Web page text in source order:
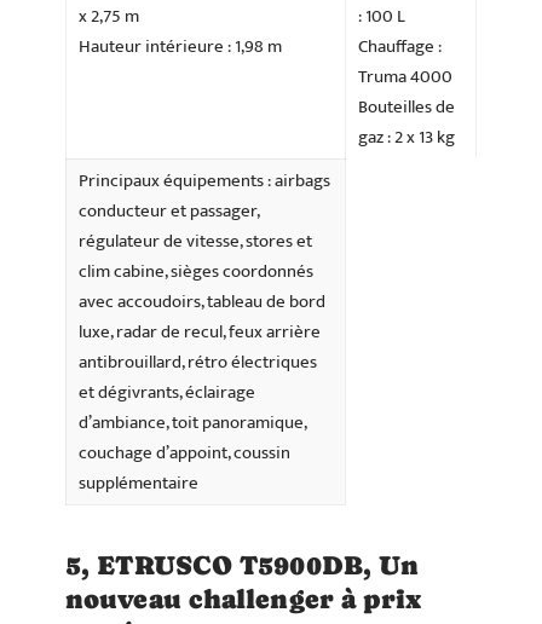
x 2,75 m
Hauteur intérieure : 1,98 m
: 100 L
Chauffage :
Truma 4000
Bouteilles de
gaz : 2 x 13 kg
Principaux équipements : airbags
conducteur et passager,
régulateur de vitesse, stores et
clim cabine, sièges coordonnés
avec accoudoirs, tableau de bord
luxe, radar de recul, feux arrière
antibrouillard, rétro électriques
et dégivrants, éclairage
d’ambiance, toit panoramique,
couchage d’appoint, coussin
supplémentaire
5, ETRUSCO T5900DB, Un
nouveau challenger à prix